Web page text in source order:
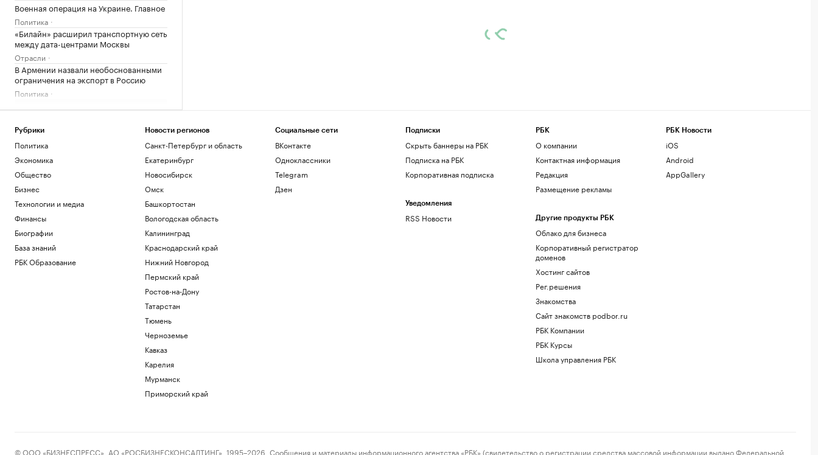
Военная операция на Украине. Главное
Политика
«Билайн» расширил транспортную сеть
между дата-центрами Москвы
Отрасли
В Армении назвали необоснованными
ограничения на экспорт в Россию
Политика
Рубрики
Политика
Экономика
Общество
Бизнес
Технологии и медиа
Финансы
Биографии
База знаний
РБК Образование
Новости регионов
Санкт-Петербург и область
Екатеринбург
Новосибирск
Омск
Башкортостан
Вологодская область
Калининград
Краснодарский край
Нижний Новгород
Пермский край
Ростов-на-Дону
Татарстан
Тюмень
Черноземье
Кавказ
Карелия
Мурманск
Приморский край
Социальные сети
ВКонтакте
Одноклассники
Telegram
Дзен
Подписки
Скрыть баннеры на РБК
Подписка на РБК
Корпоративная подписка
Уведомления
RSS Новости
РБК
О компании
Контактная информация
Редакция
Размещение рекламы
Другие продукты РБК
Облако для бизнеса
Корпоративный регистратор
доменов
Хостинг сайтов
Рег.решения
Знакомства
Сайт знакомств podbor.ru
РБК Компании
РБК Курсы
Школа управления РБК
РБК Новости
iOS
Android
AppGallery
© ООО «БИЗНЕСПРЕСС», АО «РОСБИЗНЕСКОНСАЛТИНГ», 1995–2026. Сообщения и материалы информационного агентства «РБК» (свидетельство о регистрации средства массовой информации выдано Федеральной